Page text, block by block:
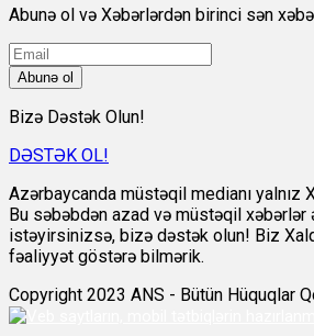
Abunə ol və Xəbərlərdən birinci sən
Abunə ol
Bizə Dəstək Olun!
DƏSTƏK OL!
Azərbaycanda müstəqil medianı yalnız
Bu səbəbdən azad və müstəqil xəbərlər
istəyirsinizsə, bizə dəstək olun! Biz
fəaliyyət göstərə bilmərik.
Copyright 2023 ANS - Bütün Hüquqlar